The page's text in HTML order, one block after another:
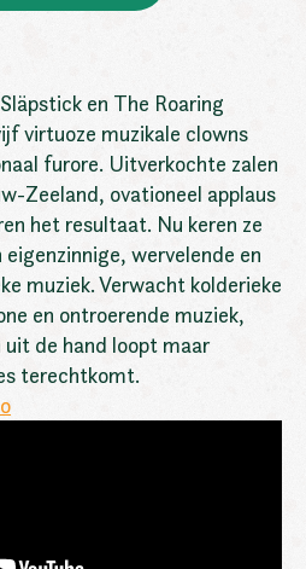
en The Roaring
virtuoze muzikale clowns
furore. Uitverkochte zalen
Zeeland, ovationeel applaus
het resultaat. Nu keren ze
wervelende en
muziek. Verwacht kolderieke
en ontroerende muziek,
de hand loopt maar
terechtkomt.